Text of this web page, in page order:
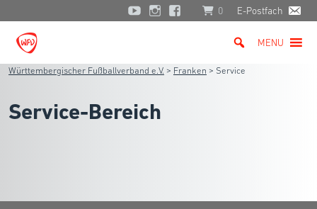
0 E-Postfach
MENU
Württembergischer Fußballverband e.V. > Franken > Service
Service-Bereich